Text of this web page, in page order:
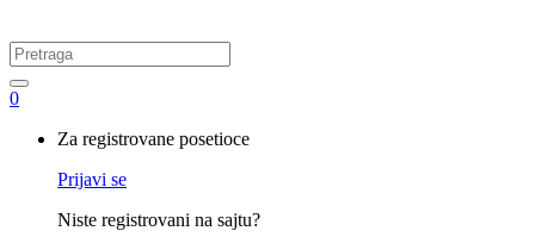
Search
for:
0
Za registrovane posetioce
Prijavi se
Niste registrovani na sajtu?